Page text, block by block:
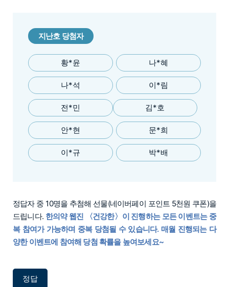
지난호 당첨자
황*윤 나*혜
나*석 이*림
전*민 김*호
안*현 문*희
이*규 박*배
정답자 중 10명을 추첨해 선물(네이버페이 포인트 5천원 쿠폰)을
드립니다. 한의약 웹진 〈건강한〉이 진행하는 모든 이벤트는 중
복 참여가 가능하며 중복 당첨될 수 있습니다. 매월 진행되는 다
양한 이벤트에 참여해 당첨 확률을 높여보세요~
정답